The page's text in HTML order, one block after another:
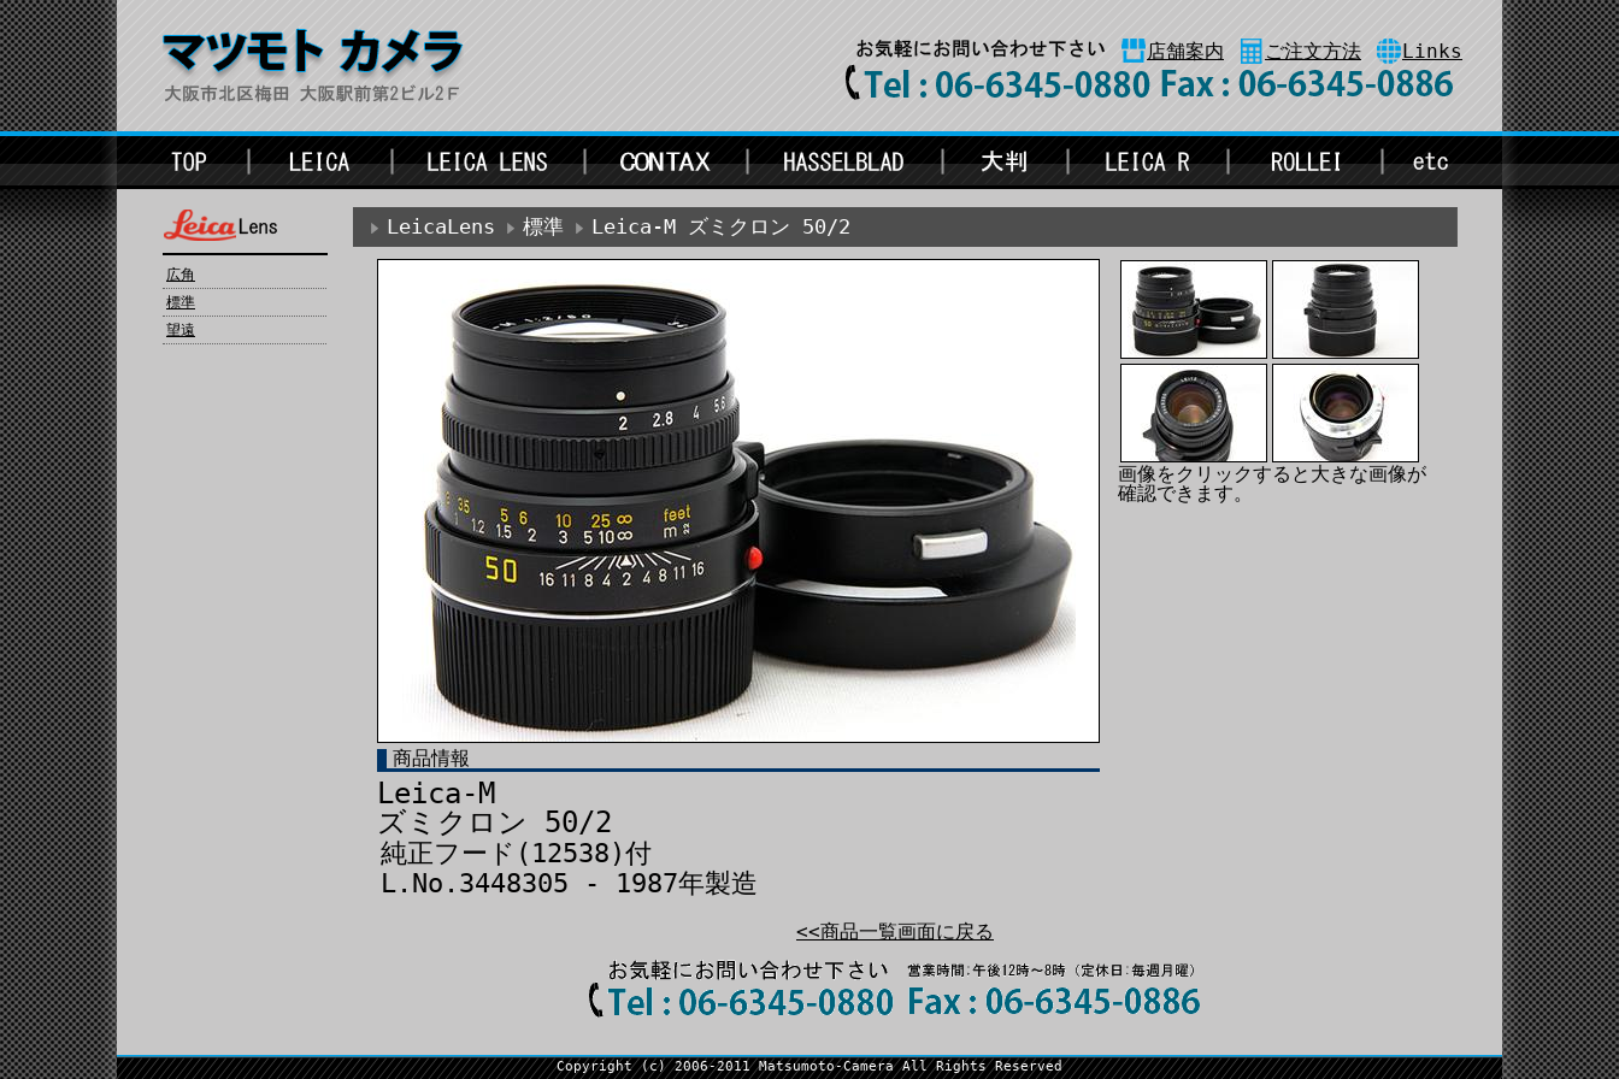
店舗案内 ご注文方法 Links
広角
標準
望遠
LeicaLens 標準 Leica-M ズミクロン 50/2
商品情報
Leica-M
ズミクロン 50/2
純正フード(12538)付
L.No.3448305 - 1987年製造
画像をクリックすると大きな画像が
確認できます。
<<商品一覧画面に戻る
Copyright (c) 2006-2011 Matsumoto-Camera All Rights Reserved